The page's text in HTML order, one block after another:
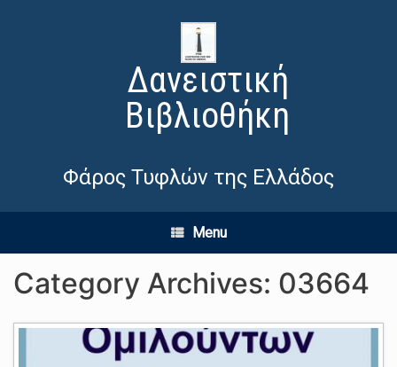
Δανειστική
Βιβλιοθήκη
Φάρος Τυφλών της Ελλάδος
Menu
Category Archives: 03664